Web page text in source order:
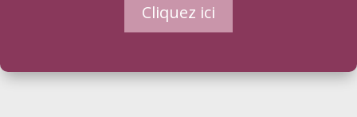
Cliquez ici